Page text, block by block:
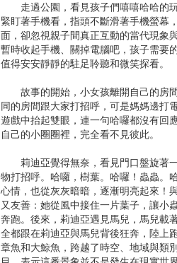
走過公園，看見孩子們嘻嘻哈哈的玩
緊盯著手機看，指頭不斷滑著手機螢幕
面，卻忽視親子間真正互動的當代現象
暫時收起手機、關掉電腦吧，孩子需要
值得安安靜靜的駐足聆聽和微笑探看。
故事的開始，小女孩離開自己的房間
同的房間跟大家打招呼，可是媽媽邊打
遊戲中抬起雙眼，連一句哈囉都沒有回
自己的小圈圈裡，完全看不見彼此。
莉迪亞覺得無奈，看見門口盤旋著一
物打招呼。哈囉，樹葉。哈囉！蟲蟲。
心情，也從灰灰暗暗，逐漸明亮起來！
又友善：她從風中接住一片葉子，讓小
奔跑。後來，莉迪亞遇見馬兒，馬兒載
全都跟在莉迪亞與馬兒背後狂奔，陸上
章魚和大鯨魚，跨越了時空、地域與類